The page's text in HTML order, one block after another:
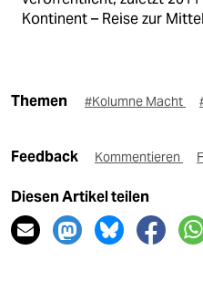
Kontinent – Reise zur
Themen #Kolumne Macht
Feedback Kommentieren
Diesen Artikel teilen